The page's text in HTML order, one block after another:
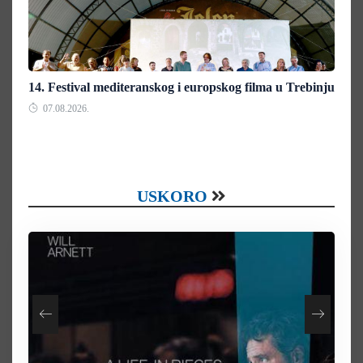
14. Festival mediteranskog i europskog filma u Trebinju
07.08.2026.
USKORO